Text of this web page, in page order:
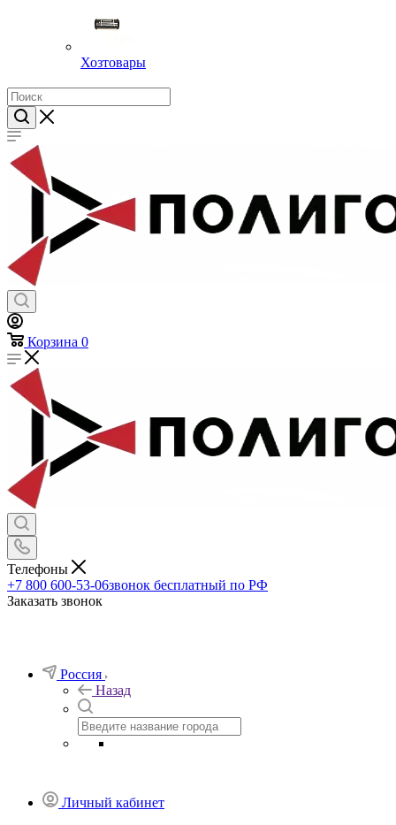
Хозтовары
Корзина 0
Телефоны
+7 800 600-53-06звонок бесплатный по РФ
Заказать звонок
Россия
Назад
Личный кабинет